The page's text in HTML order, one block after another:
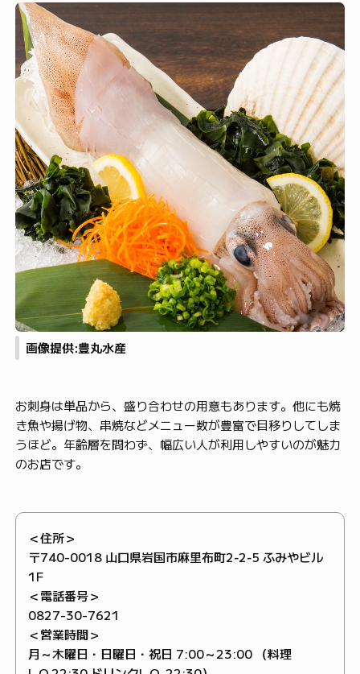
画像提供:豊丸水産
お刺身は単品から、盛り合わせの用意もあります。他にも焼
き魚や揚げ物、串焼などメニュー数が豊富で目移りしてしま
うほど。年齢層を問わず、幅広い人が利用しやすいのが魅力
のお店です。
＜住所＞
〒740-0018 山口県岩国市麻里布町2‐2‐5 ふみやビル
1F
＜電話番号＞
0827-30-7621
＜営業時間＞
月～木曜日・日曜日・祝日 7:00～23:00 （料理